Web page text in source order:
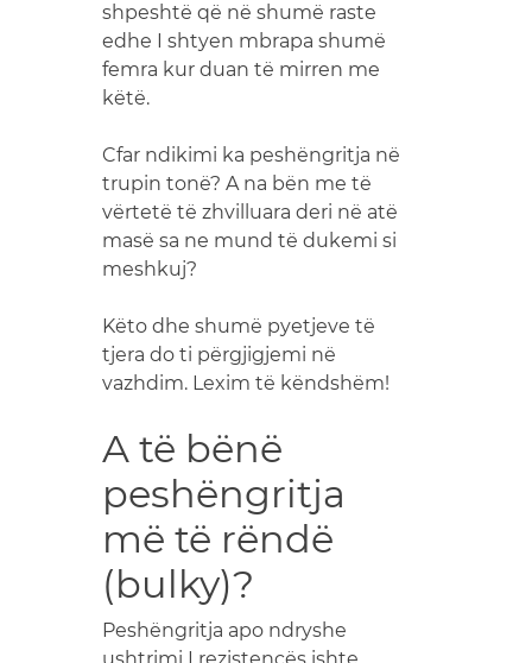
shpeshtë që në shumë raste
edhe I shtyen mbrapa shumë
femra kur duan të mirren me
këtë.
Cfar ndikimi ka peshëngritja në
trupin tonë? A na bën me të
vërtetë të zhvilluara deri në atë
masë sa ne mund të dukemi si
meshkuj?
Këto dhe shumë pyetjeve të
tjera do ti përgjigjemi në
vazhdim. Lexim të këndshëm!
A të bënë
peshëngritja
më të rëndë
(bulky)?
Peshëngritja apo ndryshe